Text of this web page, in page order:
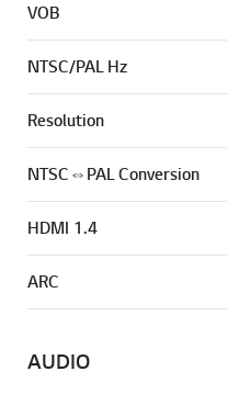
VOB
NTSC/PAL Hz
Resolution
NTSC⇔PAL Conversion
HDMI 1.4
ARC
AUDIO